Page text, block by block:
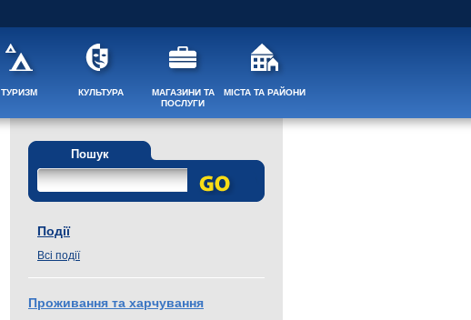
ТУРИЗМ КУЛЬТУРА
МАГАЗИНИ ТА
ПОСЛУГИ
МІСТА ТА РАЙОНИ
Пошук
Події
Всі події
Проживання та харчування